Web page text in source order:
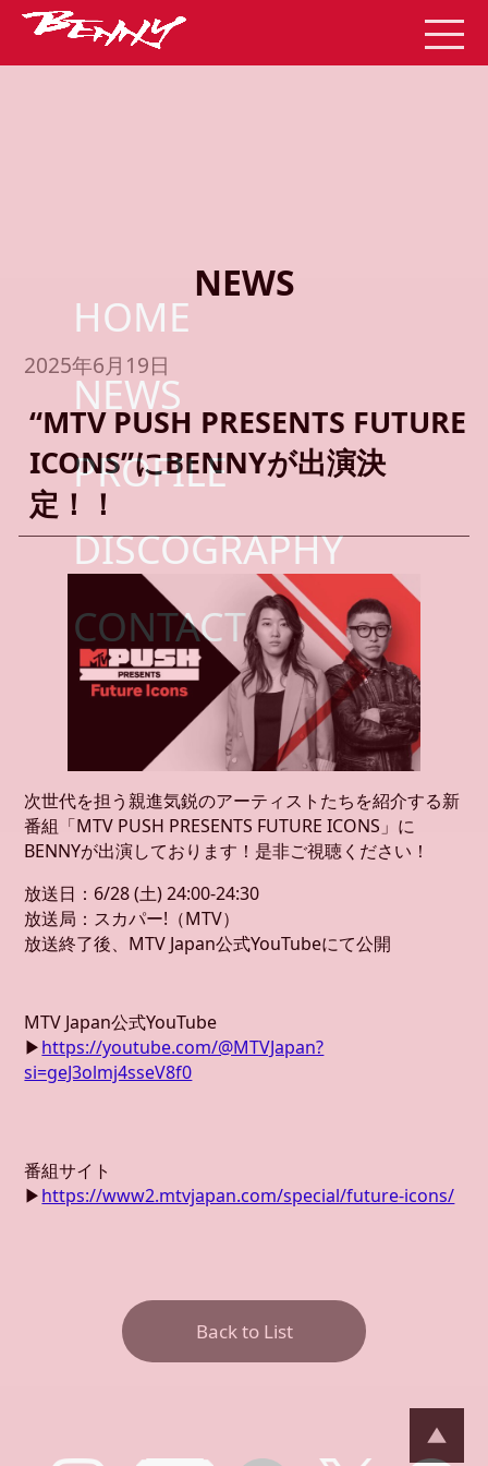
HOME
NEWS
PROFILE
DISCOGRAPHY
CONTACT
NEWS
2025年6月19日
“MTV PUSH PRESENTS FUTURE
ICONS”にBENNYが出演決
定！！
次世代を担う親進気鋭のアーティストたちを紹介する新
番組「MTV PUSH PRESENTS FUTURE ICONS」に
BENNYが出演しております！是非ご視聴ください！
放送日：6/28 (土) 24:00-24:30
放送局：スカパー!（MTV）
放送終了後、MTV Japan公式YouTubeにて公開
MTV Japan公式YouTube
▶https://youtube.com/@MTVJapan?
si=geJ3olmj4sseV8f0
番組サイト
▶https://www2.mtvjapan.com/special/future-icons/
Back to List